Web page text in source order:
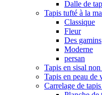
Dalle de
Tapis tufté à la
Classique
Fleur
Des gamins
Moderne
persan
Tapis en sisal
Tapis en peau de
Carrelage de